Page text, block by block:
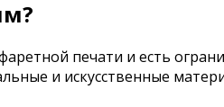
печати и есть
и искусственные